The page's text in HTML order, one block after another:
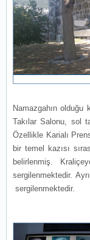
Namazgahın
Takılar Salonu, sol
Özellikle Karialı
bir temel kazısı
belirlenmiş.
sergilenmektedir.
sergilenmektedir.